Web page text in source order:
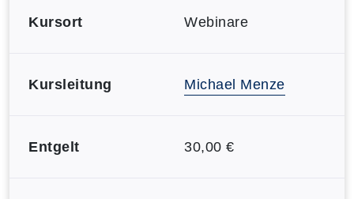
Kursort Webinare
Kursleitung Michael Menze
Entgelt 30,00 €